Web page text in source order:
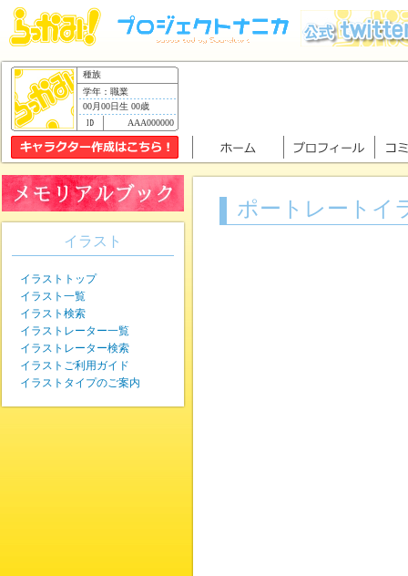
種族
学年：職業
00月00日生 00歳
AAA000000
ポートレートイ
イラスト
イラストトップ
イラスト一覧
イラスト検索
イラストレーター一覧
イラストレーター検索
イラストご利用ガイド
イラストタイプのご案内